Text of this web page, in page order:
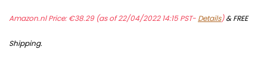
Amazon.nl Price:€38.29(as of 22/04/2022 14:15 PST- Details)&FREE
Shipping.